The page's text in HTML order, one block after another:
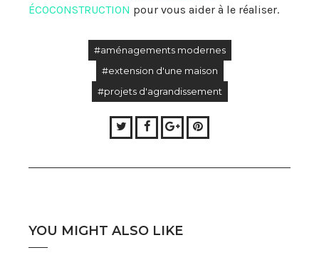
ÉCOCONSTRUCTION pour vous aider à le réaliser.
#aménagements modernes
#extension d'une maison
#projets d'agrandissement
TwitterFacebook
Google+Pinterest
YOU MIGHT ALSO LIKE